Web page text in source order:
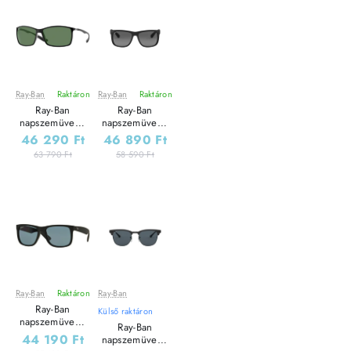
Leárazás
Ray-Ban Raktáron
Ray-Ban
napszemüveg -
LITEFORCE -
BLACK /
GREEN
46 290 Ft
63 790 Ft
Leárazás
Ray-Ban Raktáron
Ray-Ban
napszemüveg -
JUSTIN - BLACK
RUBBER /
POLAR GREY
46 890 Ft
58 590 Ft
Leárazás
Ray-Ban Raktáron
Ray-Ban
napszemüveg -
JUSTIN - BLACK
RUBBER / DARK
44 190 Ft
Leárazás
Ray-Ban
Külső raktáron
Ray-Ban
napszemüveg -